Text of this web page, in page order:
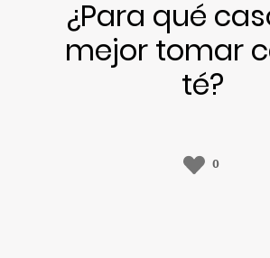
¿Para qué
mejor tomar
té?
0